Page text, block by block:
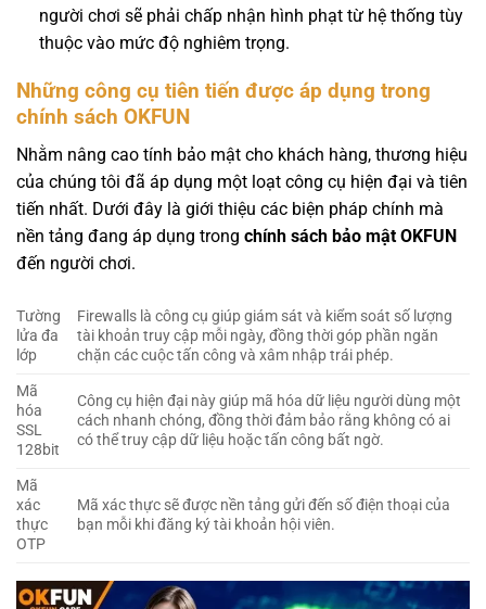
người chơi sẽ phải chấp nhận hình phạt từ hệ thống tùy
thuộc vào mức độ nghiêm trọng.
Những công cụ tiên tiến được áp dụng trong
chính sách OKFUN
Nhằm nâng cao tính bảo mật cho khách hàng, thương hiệu
của chúng tôi đã áp dụng một loạt công cụ hiện đại và tiên
tiến nhất. Dưới đây là giới thiệu các biện pháp chính mà
nền tảng đang áp dụng trong chính sách bảo mật OKFUN
đến người chơi.
Tường
lửa đa
lớp
Firewalls là công cụ giúp giám sát và kiểm soát số lượng
tài khoản truy cập mỗi ngày, đồng thời góp phần ngăn
chặn các cuộc tấn công và xâm nhập trái phép.
Mã
hóa
SSL
128bit
Công cụ hiện đại này giúp mã hóa dữ liệu người dùng một
cách nhanh chóng, đồng thời đảm bảo rằng không có ai
có thể truy cập dữ liệu hoặc tấn công bất ngờ.
Mã
xác
thực
OTP
Mã xác thực sẽ được nền tảng gửi đến số điện thoại của
bạn mỗi khi đăng ký tài khoản hội viên.